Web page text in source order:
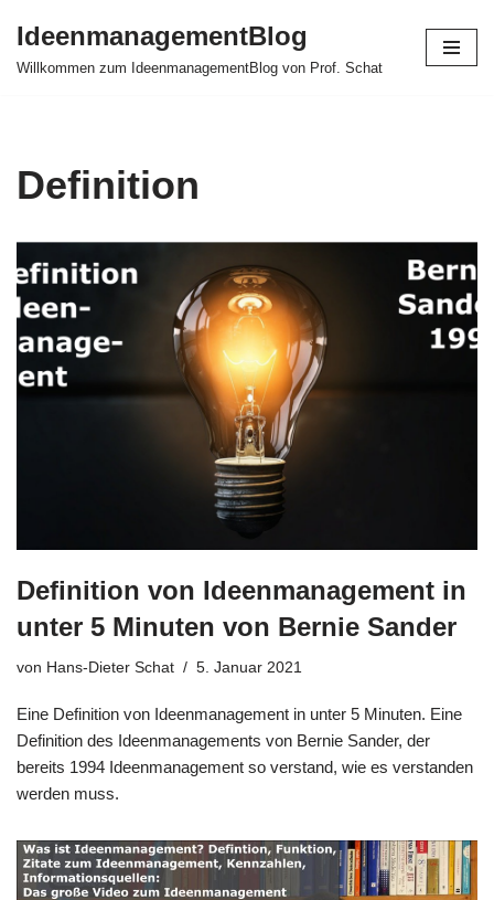
Zum
IdeenmanagementBlog
Willkommen zum IdeenmanagementBlog von Prof. Schat
Definition
Definition von Ideenmanagement in
unter 5 Minuten von Bernie Sander
von Hans-Dieter Schat 5. Januar 2021
Eine Defi­ni­ti­on von Ideen­ma­nage­ment in unter 5 Minu­ten. Eine
Defi­ni­ti­on des Ideen­ma­nage­ments von Ber­nie San­der, der
bereits 1994 Ideen­ma­nage­ment so ver­stand, wie es ver­stan­den
wer­den muss.